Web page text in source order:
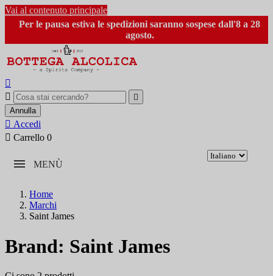
Vai al contenuto principale
Per le pausa estiva le spedizioni saranno sospese dall'8 a 28
agosto.



Annulla
 Accedi
 Carrello 0
MENÙ
Home
Marchi
Saint James
Brand: Saint James